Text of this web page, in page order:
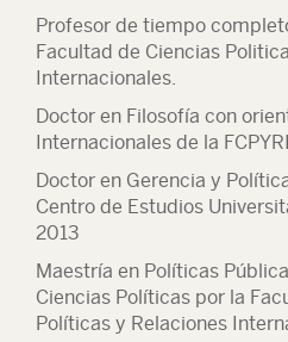
Profesor de tiempo
Facultad de Ciencias
Internacionales.
Doctor en Filosofía con
Internacionales de la
Doctor en Gerencia y
Centro de Estudios
2013
Maestría en Políticas
Ciencias Políticas por la
Políticas y Relaciones